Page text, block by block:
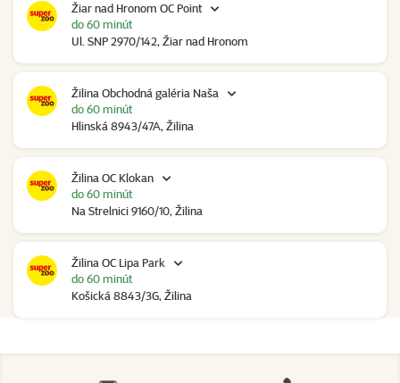
Žiar nad Hronom OC Point
Ul. SNP 2970/142, Žiar nad Hronom
do 60 minút
Žilina Obchodná galéria Naša
Hlinská 8943/47A, Žilina
do 60 minút
Žilina OC Klokan
Na Strelnici 9160/10, Žilina
do 60 minút
Žilina OC Lipa Park
Košická 8843/3G, Žilina
do 60 minút